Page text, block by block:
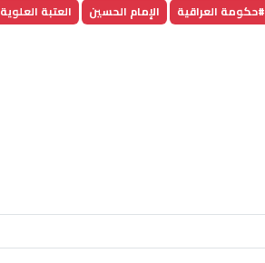
#حكومة العراقية الإمام الحسين
العتبة العلوية